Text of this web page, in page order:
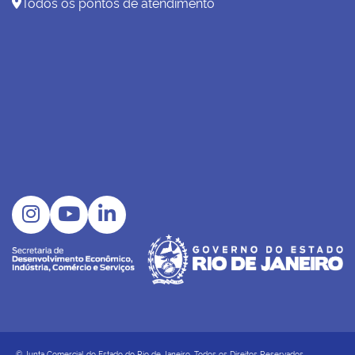
15/01/2026 00:00:00
ABRA SUA EMPRESA PELO WHATSAPP
09/01/2026 00:00:00
SITES FALSOS DA JUCERJA